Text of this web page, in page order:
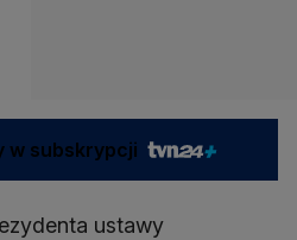
w subskrypcji
ustawy